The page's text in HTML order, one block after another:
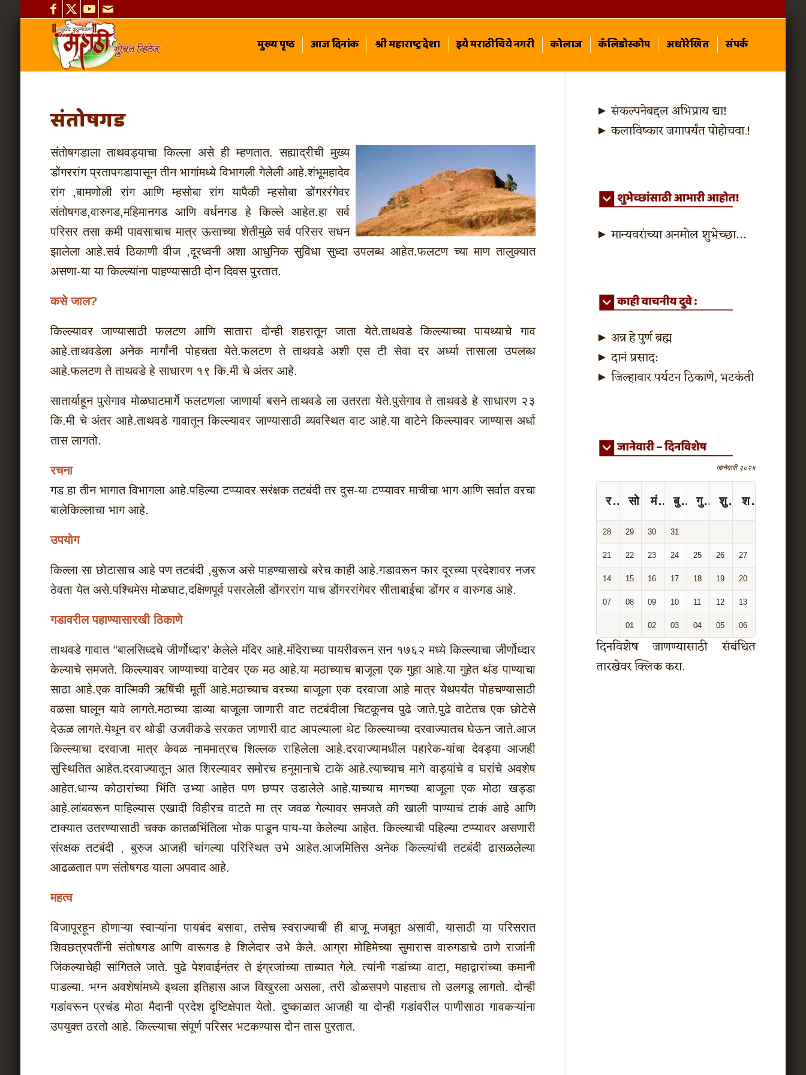
मुख्य पृष्ठ आज दिनांक श्री महाराष्ट्र देशा इये मराठीचिये नगरी कोलाज कॅलिडोस्कोप अधोरेखित संपर्क
संतोषगड
संतोषगडाला ताथवड्याचा किल्ला असे ही म्हणतात. सह्याद्रीची मुख्य
डोंगररांग प्रतापगडापासून तीन भागांमध्ये विभागली गेलेली आहे.शंभूमहादेव
रांग ,बामणोली रांग आणि म्हसोबा रांग यापैकी म्हसोबा डोंगररंगेवर
संतोषगड,वारुगड,महिमानगड आणि वर्धनगड हे किल्ले आहेत.हा सर्व
परिसर तसा कमी पावसाचाच मात्र ऊसाच्या शेतीमुळे सर्व परिसर सधन
झालेला आहे.सर्व ठिकाणी वीज ,दूरध्वनी अशा आधुनिक सुविधा सुध्दा उपलब्ध आहेत.फलटण च्या माण तालुक्यात
असणा-या या किल्ल्यांना पाहण्यासाठी दोन दिवस पुरतात.
कसे जाल?
किल्ल्यावर जाण्यासाठी फलटण आणि सातारा दोन्ही शहरातून जाता येते.ताथवडे किल्ल्याच्या पायथ्याचे गाव
आहे.ताथवडेला अनेक मार्गांनी पोहचता येते.फलटण ते ताथवडे अशी एस टी सेवा दर अर्ध्या तासाला उपलब्ध
आहे.फलटण ते ताथवडे हे साधारण १९ कि.मी चे अंतर आहे.
सातार्याहून पुसेगाव मोळघाटमार्गे फलटणला जाणार्या बसने ताथवडे ला उतरता येते.पुसेगाव ते ताथवडे हे साधारण २३
कि.मी चे अंतर आहे.ताथवडे गावातून किल्ल्यावर जाण्यासाठी व्यवस्थित वाट आहे.या वाटेने किल्ल्यावर जाण्यास अर्धा
तास लागतो.
रचना
गड हा तीन भागात विभागला आहे.पहिल्या टप्प्यावर सरंक्षक तटबंदी तर दुस-या टप्प्यावर माचीचा भाग आणि सर्वात वरचा
बालेकिल्लाचा भाग आहे.
उपयोग
किल्ला सा छोटासाच आहे पण तटबंदी ,बुरूज असे पाहण्यासाखे बरेच काही आहे.गडावरून फार दूरच्या प्रदेशावर नजर
ठेवता येत असे.पश्चिमेस मोळघाट,दक्षिणपूर्व पसरलेली डोंगररांग याच डोंगररांगेवर सीताबाईचा डोंगर व वारुगड आहे.
गडावरील पहाण्यासारखी ठिकाणे
ताथवडे गावात “बालसिध्दचे जीर्णोध्दार’ केलेले मंदिर आहे.मंदिराच्या पायरीवरून सन १७६२ मध्ये किल्ल्याचा जीर्णोध्दार
केल्याचे समजते. किल्ल्यावर जाण्याच्या वाटेवर एक मठ आहे.या मठाच्याच बाजूला एक गुहा आहे.या गुहेत थंड पाण्याचा
साठा आहे.एक वाल्मिकी ऋषिंची मूर्ती आहे.मठाच्याच वरच्या बाजूला एक दरवाजा आहे मात्र येथपर्यंत पोहचण्यासाठी
वळसा घालून यावे लागते.मठाच्या डाव्या बाजूला जाणारी वाट तटबंदीला चिटकूनच पुढे जाते.पुढे वाटेतच एक छोटेसे
देऊळ लागते.येथून वर थोडी उजवीकडे सरकत जाणारी वाट आपल्याला थेट किल्ल्याच्या दरवाज्यातच घेऊन जाते.आज
किल्ल्याचा दरवाजा मात्र केवळ नाममात्रच शिल्लक राहिलेला आहे.दरवाज्यामधील पहारेक-यांचा देवड्या आजही
सुस्थितित आहेत.दरवाज्यातून आत शिरल्यावर समोरच हनूमानाचे टाके आहे.त्याच्याच मागे वाड्यांचे व घरांचे अवशेष
आहेत.धान्य कोठारांच्या भिंति उभ्या आहेत पण छप्पर उडालेले आहे.याच्याच मागच्या बाजूला एक मोठा खड्डा
आहे.लांबवरून पाहिल्यास एखादी विहीरच वाटते मा त्र जवळ गेल्यावर समजते की खाली पाण्याचं टाकं आहे आणि
टाक्यात उतरण्यासाठी चक्क कातळभिंतिला भोक पाडून पाय-या केलेल्या आहेत. किल्ल्याची पहिल्या टप्प्यावर असणारी
संरक्षक तटबंदी , बुरुज आजही चांगल्या परिस्थित उभे आहेत.आजमितिस अनेक किल्ल्यांची तटबंदी ढासळलेल्या
आढळतात पण संतोषगड याला अपवाद आहे.
महत्व
विजापूरहून होणाऱ्या स्वाऱ्यांना पायबंद बसावा, तसेच स्वराज्याची ही बाजू मजबूत असावी, यासाठी या परिसरात
शिवछत्रपतींनी संतोषगड आणि वारूगड हे शिलेदार उभे केले. आग्रा मोहिमेच्या सुमारास वारुगडाचे ठाणे राजांनी
जिंकल्याचेही सांगितले जाते. पुढे पेशवाईनंतर ते इंग्रजांच्या ताब्यात गेले. त्यांनी गडांच्या वाटा, महाद्वारांच्या कमानी
पाडल्या. भग्न अवशेषांमध्ये इथला इतिहास आज विखुरला असला, तरी डोळसपणे पाहताच तो उलगडू लागतो. दोन्ही
गडांवरून प्रचंड मोठा मैदानी प्रदेश दृष्टिक्षेपात येतो. दुष्काळात आजही या दोन्ही गडांवरील पाणीसाठा गावकऱ्यांना
उपयुक्त ठरतो आहे. किल्ल्याचा संपूर्ण परिसर भटकण्यास दोन तास पुरतात.
► संकल्पनेबद्दल अभिप्राय द्या!
► कलाविष्कार जगापर्यंत पोहोचवा.!
► मान्यवरांच्या अनमोल शुभेच्छा…
► अन्न हे पुर्ण ब्रह्म
►दानं प्रसाद:
► जिल्हावार पर्यटन ठिकाणे, भटकंती
रविवार सोमवार मंगळवार बुधवार गुरुवार शुक्रवार शनिवार
जानेवारी २०२४
28 29 30 31
21 22 23 24 25 26 27
14 15 16 17 18 19 20
07 08 09 10 11 12 13
01 02 03 04 05 06
दिनविशेष जाणण्यासाठी संबंधित
तारखेवर क्लिक करा.